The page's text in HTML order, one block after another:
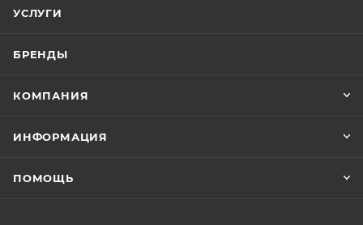
УСЛУГИ
БРЕНДЫ
КОМПАНИЯ
ИНФОРМАЦИЯ
ПОМОЩЬ